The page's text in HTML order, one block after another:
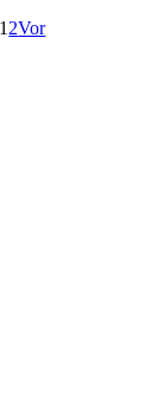
1 2Vor